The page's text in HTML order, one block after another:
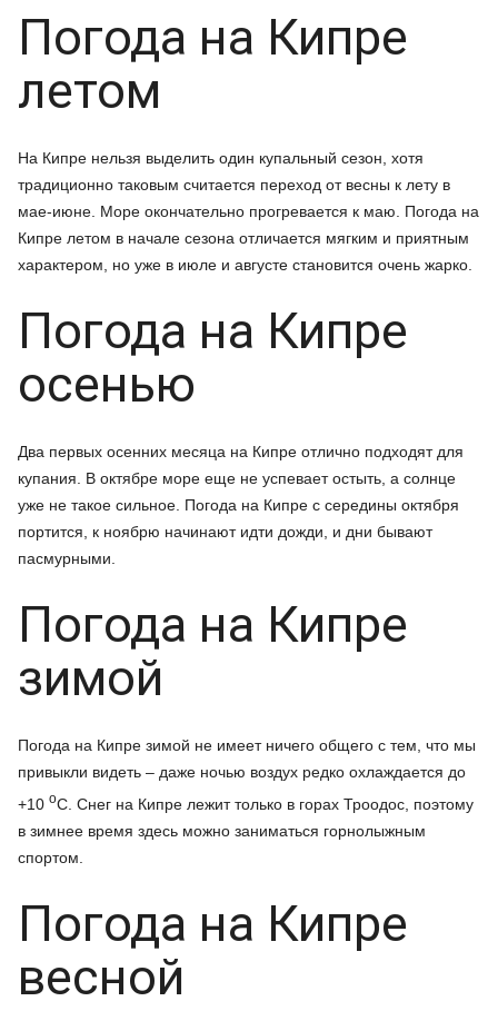
Погода на Кипре
летом
На Кипре нельзя выделить один купальный сезон, хотя
традиционно таковым считается переход от весны к лету в
мае-июне. Море окончательно прогревается к маю. Погода на
Кипре летом в начале сезона отличается мягким и приятным
характером, но уже в июле и августе становится очень жарко.
Погода на Кипре
осенью
Два первых осенних месяца на Кипре отлично подходят для
купания. В октябре море еще не успевает остыть, а солнце
уже не такое сильное. Погода на Кипре с середины октября
портится, к ноябрю начинают идти дожди, и дни бывают
пасмурными.
Погода на Кипре
зимой
Погода на Кипре зимой не имеет ничего общего с тем, что мы
привыкли видеть – даже ночью воздух редко охлаждается до
+10 oC. Снег на Кипре лежит только в горах Троодос, поэтому
в зимнее время здесь можно заниматься горнолыжным
спортом.
Погода на Кипре
весной